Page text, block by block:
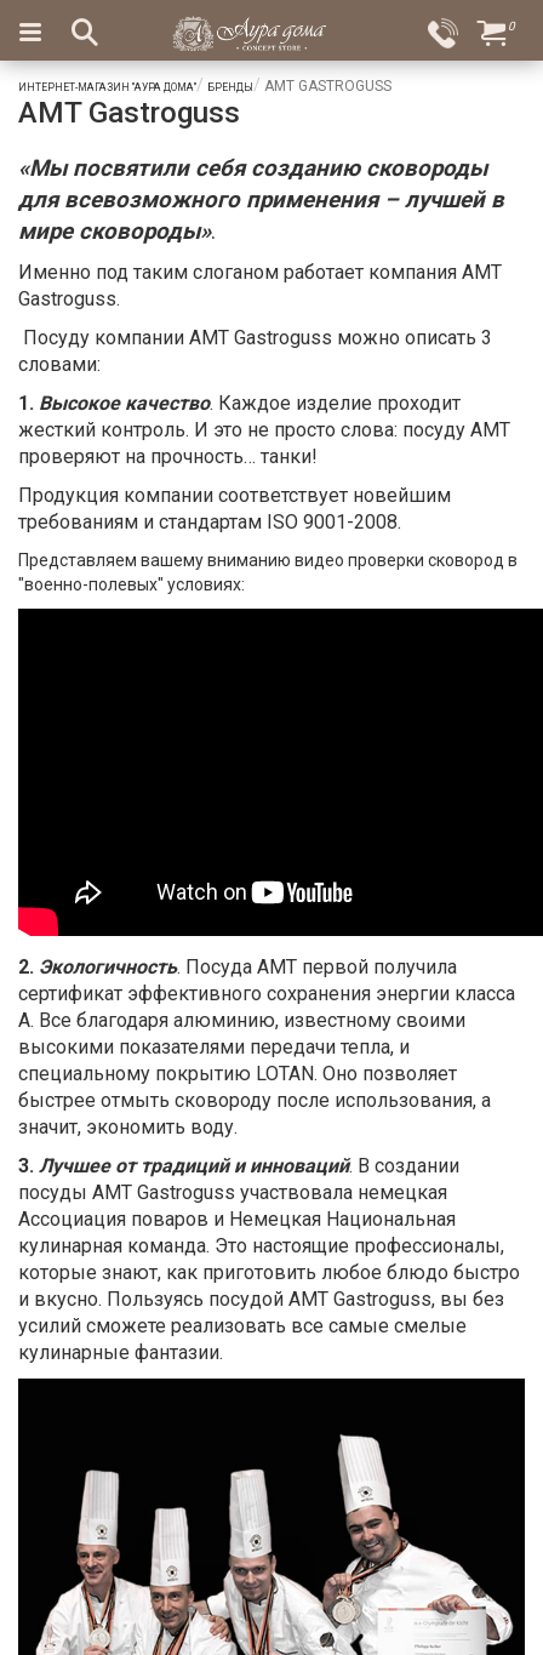
Вход
Избранное
×
Салоны
Доставка
Оплата
Подарки
Ароматы
для
Бар
и
хрусталь
Посуда
Сервировка
Столовые
приборы
Текстиль
Фарфор
0
ИНТЕРНЕТ-МАГАЗИН "АУРА ДОМА" БРЕНДЫ AMT GASTROGUSS
AMT Gastroguss
«Мы посвятили себя созданию сковороды
для всевозможного применения – лучшей в
мире сковороды».
Именно под таким слоганом работает компания AMT
Gastroguss.
Посуду компании AMT Gastroguss можно описать 3
словами:
1. Высокое качество. Каждое изделие проходит
жесткий контроль. И это не просто слова: посуду AMT
проверяют на прочность… танки!
Продукция компании соответствует новейшим
требованиям и стандартам ISO 9001-2008.
Представляем вашему вниманию видео проверки сковород в
"военно-полевых" условиях:
2. Экологичность. Посуда AMT первой получила
сертификат эффективного сохранения энергии класса
А. Все благодаря алюминию, известному своими
высокими показателями передачи тепла, и
специальному покрытию LOTAN. Оно позволяет
быстрее отмыть сковороду после использования, а
значит, экономить воду.
3. Лучшее от традиций и инноваций. В создании
посуды AMT Gastroguss участвовала немецкая
Ассоциация поваров и Немецкая Национальная
кулинарная команда. Это настоящие профессионалы,
которые знают, как приготовить любое блюдо быстро
и вкусно. Пользуясь посудой AMT Gastroguss, вы без
усилий сможете реализовать все самые смелые
кулинарные фантазии.